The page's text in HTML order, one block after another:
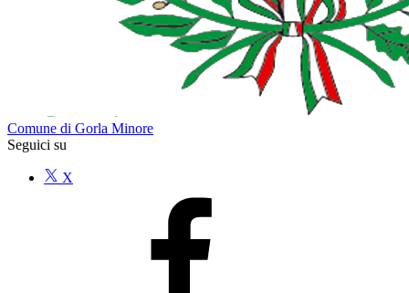
Comune di Gorla Minore
Seguici su
X